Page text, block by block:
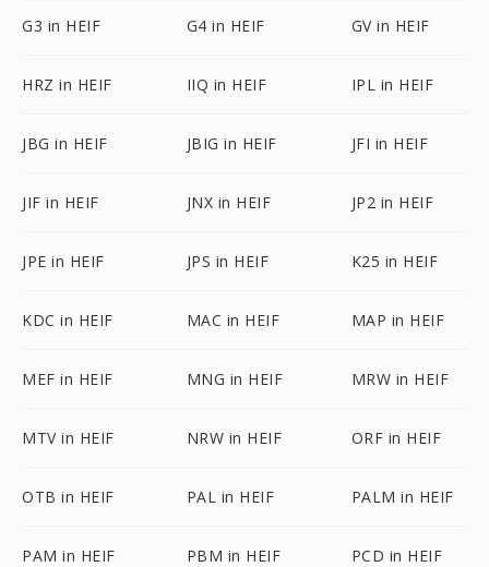
G3 in HEIF G4 in HEIF GV in HEIF
HRZ in HEIF IIQ in HEIF IPL in HEIF
JBG in HEIF JBIG in HEIF JFI in HEIF
JIF in HEIF JNX in HEIF JP2 in HEIF
JPE in HEIF JPS in HEIF K25 in HEIF
KDC in HEIF MAC in HEIF MAP in HEIF
MEF in HEIF MNG in HEIF MRW in HEIF
MTV in HEIF NRW in HEIF ORF in HEIF
OTB in HEIF PAL in HEIF PALM in HEIF
PAM in HEIF PBM in HEIF PCD in HEIF